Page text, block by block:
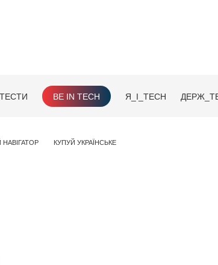
ТЕСТИ BE IN TECH Я_І_TECH
КУПУЙ УКРАЇНСЬКЕ